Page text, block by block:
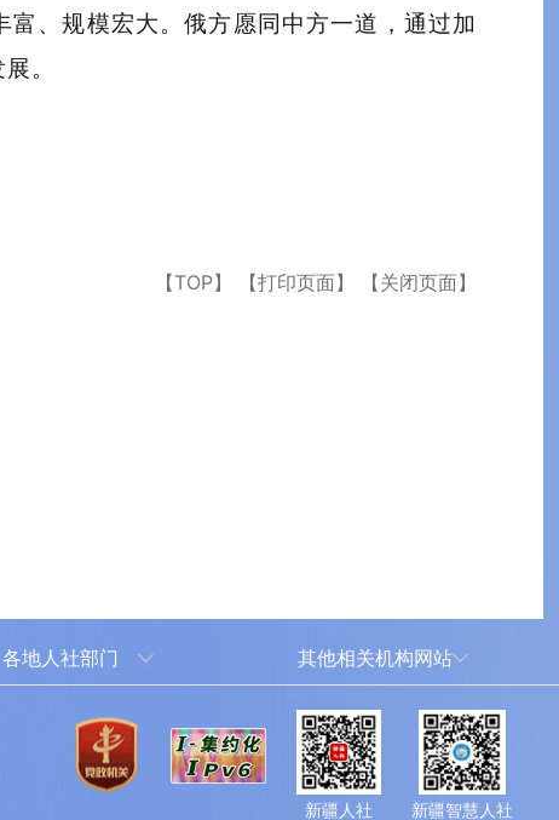
、规模宏大。俄方愿同中方一道，通过加
。
【TOP】 【打印页面】 【关闭页面】
各地人社部门
伊犁哈萨克自治州
尔塔拉蒙古自治州
其他相关机构网站
新华网新疆频道
新疆新闻网
新疆人民广播电台
新疆人社 新疆智慧人社